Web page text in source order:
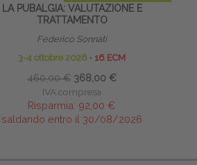
LA PUBALGIA: VALUTAZIONE E
TRATTAMENTO
Federico Sonnati
3-4 ottobre 2026 ∙ 16 ECM
460,00 € 368,00 €
IVA compresa
Risparmia: 92,00 €
saldando entro il 30/08/2026